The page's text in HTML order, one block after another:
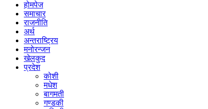
होमपेज
समाचार
राजनीति
अर्थ
अन्तराष्ट्रिय
मनोरन्जन
खेलकुद
प्रदेश
कोशी
मधेश
बागमती
गण्डकी